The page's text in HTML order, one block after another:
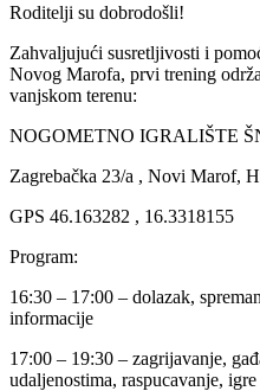
Roditelji su dobrodošli!
Zahvaljujući susretljivosti i
Novog Marofa, prvi trening
vanjskom terenu:
NOGOMETNO IGRALIŠTE
Zagrebačka 23/a , Novi Marof,
GPS 46.163282 , 16.3318155
Program:
16:30 – 17:00 – dolazak,
informacije
17:00 – 19:30 – zagrijavanje,
udaljenostima, raspucavanje, igre